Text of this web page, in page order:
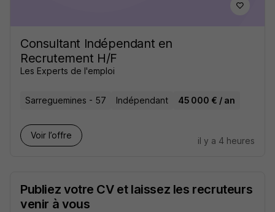
Consultant Indépendant en
Recrutement H/F
Les Experts de l'emploi
Sarreguemines - 57 Indépendant 45 000 € / an
Voir l’offre
il y a 4 heures
Publiez votre CV et laissez les recruteurs
venir à vous